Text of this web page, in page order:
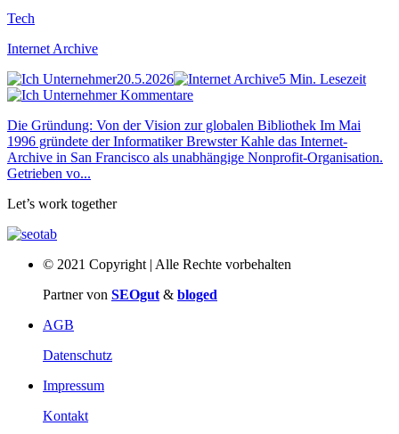
Tech
Internet Archive
20.5.2026
5 Min. Lesezeit
Kommentare
Die Gründung: Von der Vision zur globalen Bibliothek Im Mai
1996 gründete der Informatiker Brewster Kahle das Internet-
Archive in San Francisco als unabhängige Nonprofit-Organisation.
Getrieben vo...
Let’s work together
© 2021 Copyright | Alle Rechte vorbehalten
Partner von SEOgut & bloged
AGB
Datenschutz
Impressum
Kontakt